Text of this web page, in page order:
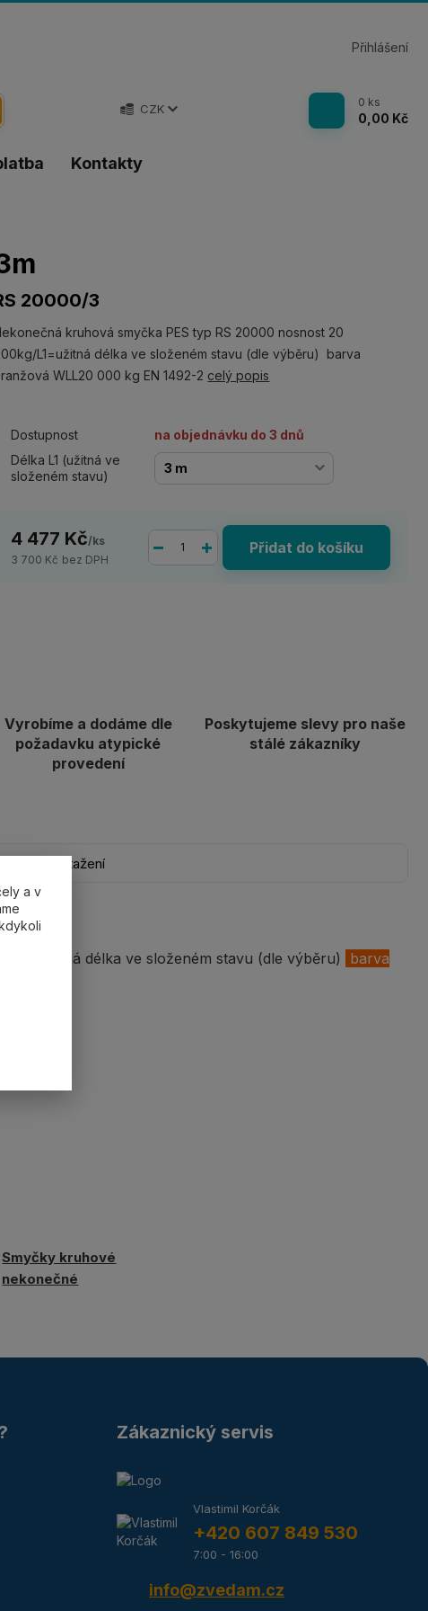
Kontakty
CZK
Přihlášení
0 ks
0,00 Kč
20000/3
kruhová smyčka PES typ RS 20000 nosnost 20
L1=užitná délka ve složeném stavu (dle výběru) barva
WLL20 000 kg EN 1492-2 celý popis
Dostupnost
na objednávku do 3 dnů
Délka L1 (užitná ve
složeném stavu)
4 477 Kč/ks
3 700 Kč bez DPH
Přidat do košíku
Vyrobíme a dodáme dle
požadavku atypické
provedení
Poskytujeme slevy pro naše
stálé zákazníky
Ke stažení
L1=užitná délka ve složeném stavu (dle výběru)
barva
Smyčky kruhové
nekonečné
Zákaznický servis
Vlastimil Korčák
+420 607 849 530
7:00 - 16:00
info@zvedam.cz
a v